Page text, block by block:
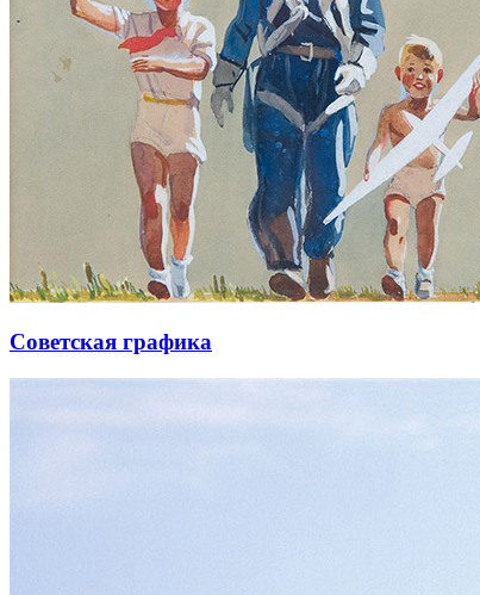
Советская графика